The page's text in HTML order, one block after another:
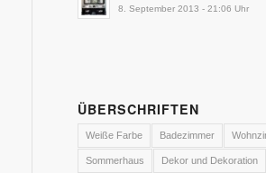
8. September 2013 - 21:06 Uhr
ÜBERSCHRIFTEN
Weiße Farbe Badezimmer
Sommerhaus Dekor und Dekoration